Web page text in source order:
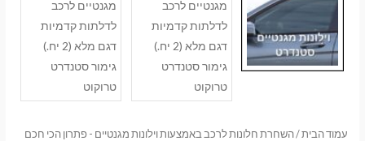
עמוד הבית/השחרת חלונות לרכב באמצעות וילונות מגנטיים - פתרון הכי חכם